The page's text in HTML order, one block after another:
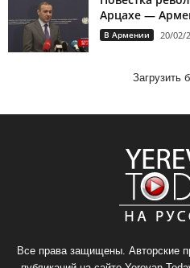
Арцахе —
В Армении 20/02/
Загрузить
Все права защищены. Авторские